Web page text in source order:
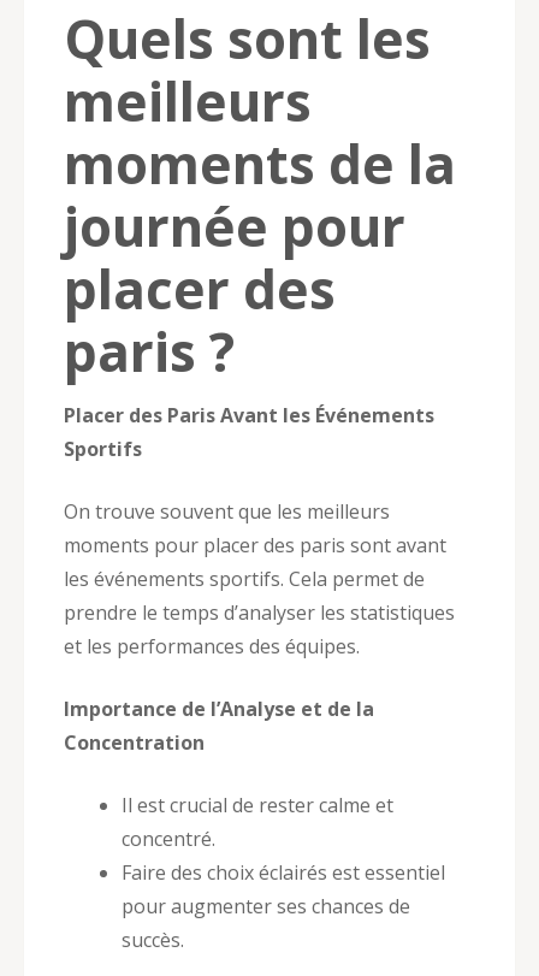
Quels sont les
meilleurs
moments de la
journée pour
placer des
paris ?
Placer des Paris Avant les Événements
Sportifs
On trouve souvent que les meilleurs
moments pour placer des paris sont avant
les événements sportifs. Cela permet de
prendre le temps d’analyser les statistiques
et les performances des équipes.
Importance de l’Analyse et de la
Concentration
Il est crucial de rester calme et
concentré.
Faire des choix éclairés est essentiel
pour augmenter ses chances de
succès.